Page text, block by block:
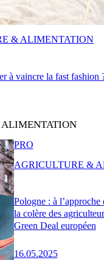
à vaincre la fast fashion
& ALIMENTATION
Pologne : à
la colère des
Green Deal européen
16.05.2025
PRO
AGRICULTURE &